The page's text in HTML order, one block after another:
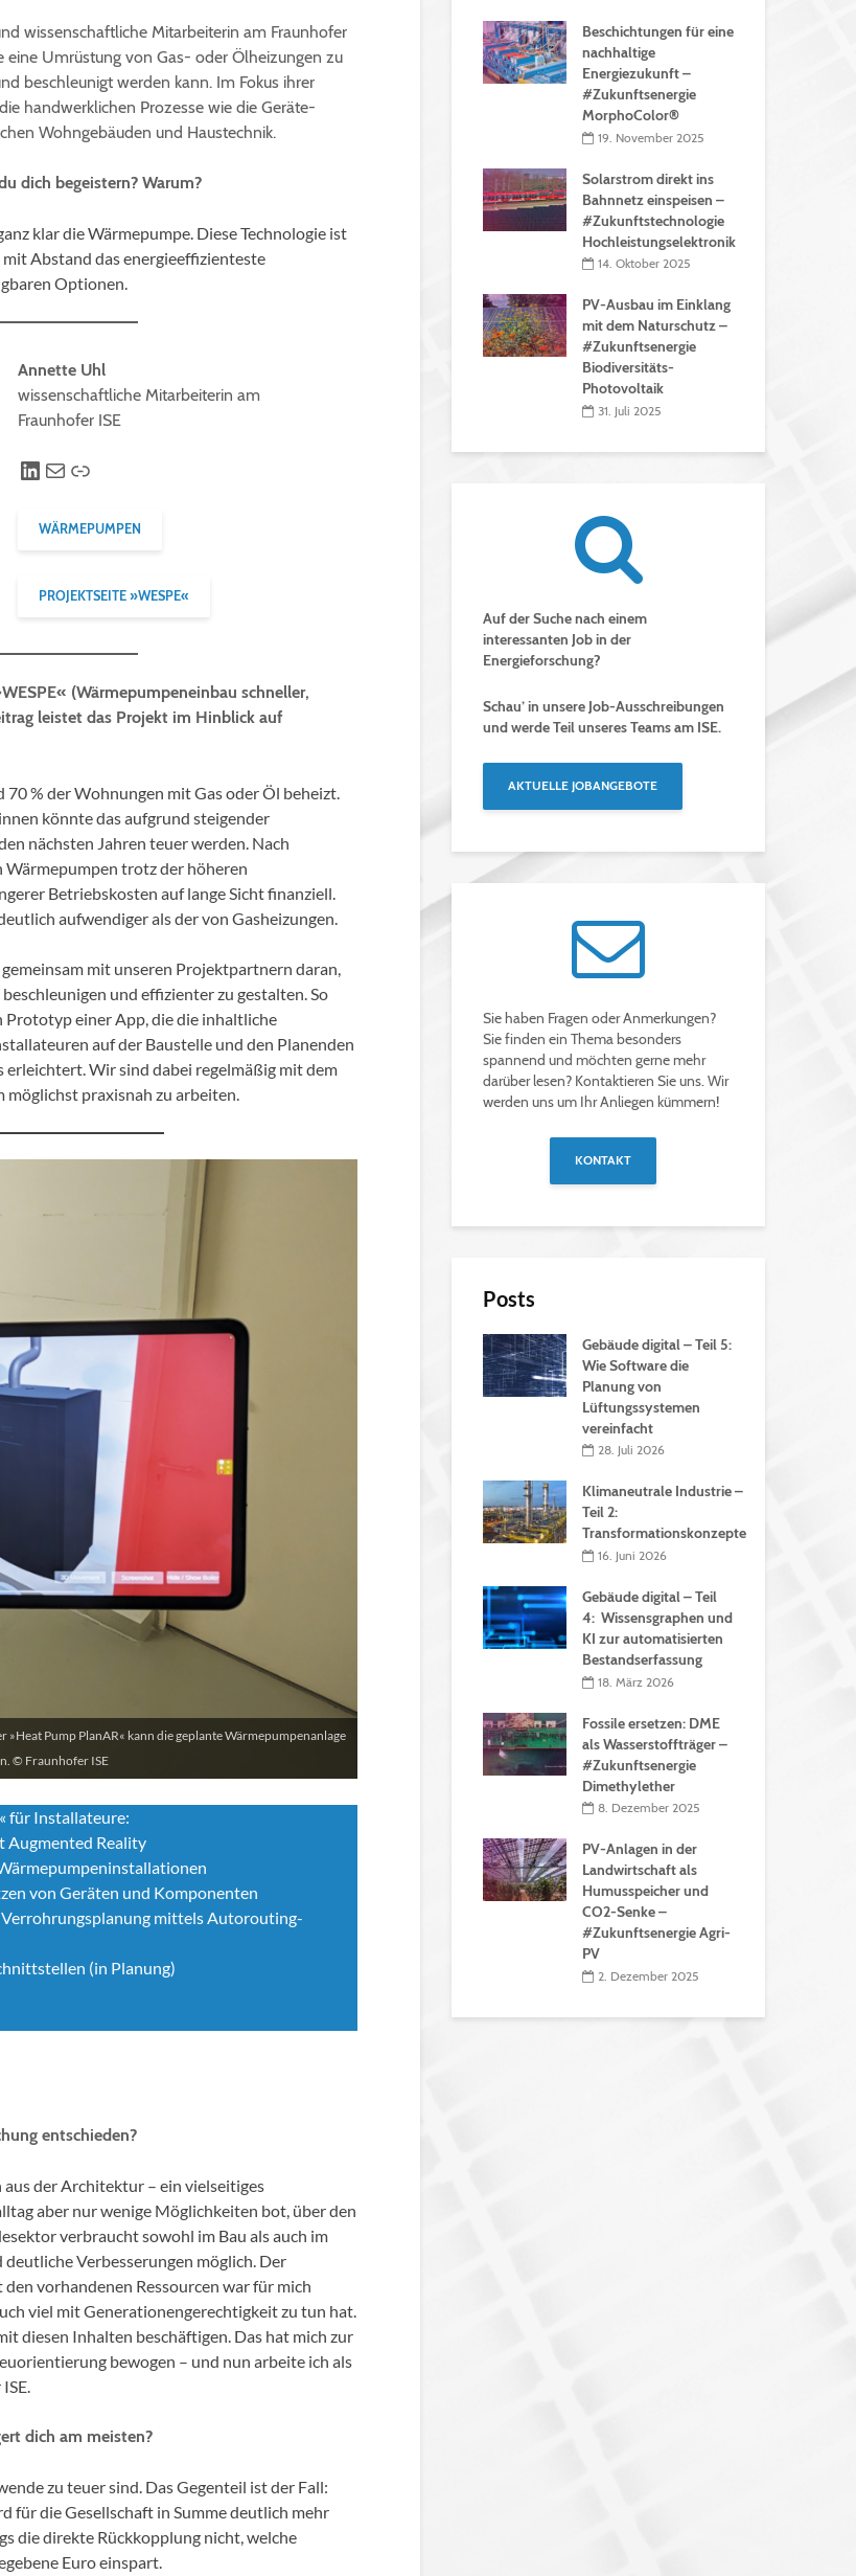
wissenschaftliche Mitarbeiterin am Fraunhofer
eine Umrüstung von Gas- oder Ölheizungen zu
beschleunigt werden kann. Im Fokus ihrer
handwerklichen Prozesse wie die Geräte-
Wohngebäuden und Haustechnik.
dich begeistern? Warum?
klar die Wärmepumpe. Diese Technologie ist
Abstand das energieeffizienteste
Optionen.
Annette Uhl
wissenschaftliche Mitarbeiterin am
Fraunhofer ISE
LinkedIn Mail Link
WÄRMEPUMPEN
PROJEKTSEITE »WESPE«
(Wärmepumpeneinbau schneller,
leistet das Projekt im Hinblick auf
% der Wohnungen mit Gas oder Öl beheizt.
könnte das aufgrund steigender
nächsten Jahren teuer werden. Nach
Wärmepumpen trotz der höheren
Betriebskosten auf lange Sicht finanziell.
aufwendiger als der von Gasheizungen.
mit unseren Projektpartnern daran,
und effizienter zu gestalten. So
einer App, die die inhaltliche
auf der Baustelle und den Planenden
Wir sind dabei regelmäßig mit dem
praxisnah zu arbeiten.
Pump PlanAR« kann die geplante Wärmepumpenanlage
© Fraunhofer ISE
für Installateure:
Augmented Reality
von Geräten und Komponenten
mittels Autorouting-
(in Planung)
entschieden?
der Architektur – ein vielseitiges
aber nur wenige Möglichkeiten bot, über den
verbraucht sowohl im Bau als auch im
Verbesserungen möglich. Der
vorhandenen Ressourcen war für mich
viel mit Generationengerechtigkeit zu tun hat.
diesen Inhalten beschäftigen. Das hat mich zur
bewogen – und nun arbeite ich als
dich am meisten?
zu teuer sind. Das Gegenteil ist der Fall:
für die Gesellschaft in Summe deutlich mehr
die direkte Rückkopplung nicht, welche
Euro einspart.
Beschichtungen für eine
nachhaltige
Energiezukunft –
#Zukunftsenergie
MorphoColor®
19. November 2025
Solarstrom direkt ins
Bahnnetz einspeisen –
#Zukunftstechnologie
Hochleistungselektronik
14. Oktober 2025
PV-Ausbau im Einklang
mit dem Naturschutz –
#Zukunftsenergie
Biodiversitäts-
Photovoltaik
31. Juli 2025
Auf der Suche nach einem
interessanten Job in der
Energieforschung?
Schau’ in unsere Job-Ausschreibungen
und werde Teil unseres Teams am ISE.
AKTUELLE JOBANGEBOTE
Sie haben Fragen oder Anmerkungen?
Sie finden ein Thema besonders
spannend und möchten gerne mehr
darüber lesen? Kontaktieren Sie uns. Wir
werden uns um Ihr Anliegen kümmern!
KONTAKT
Posts
Gebäude digital – Teil 5:
Wie Software die
Planung von
Lüftungssystemen
vereinfacht
28. Juli 2026
Klimaneutrale Industrie –
Teil 2:
Transformationskonzepte
16. Juni 2026
Gebäude digital – Teil
4: Wissensgraphen und
KI zur automatisierten
Bestandserfassung
18. März 2026
Fossile ersetzen: DME
als Wasserstoffträger –
#Zukunftsenergie
Dimethylether
8. Dezember 2025
PV-Anlagen in der
Landwirtschaft als
Humusspeicher und
CO2-Senke –
#Zukunftsenergie Agri-
PV
2. Dezember 2025